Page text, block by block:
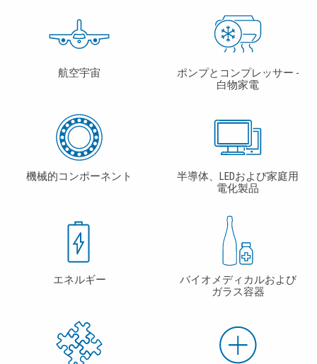
航空宇宙
ポンプとコンプレッサー -
白物家電
機械的コンポーネント
半導体、LEDおよび家庭用
電化製品
エネルギー
バイオメディカルおよび
ガラス容器